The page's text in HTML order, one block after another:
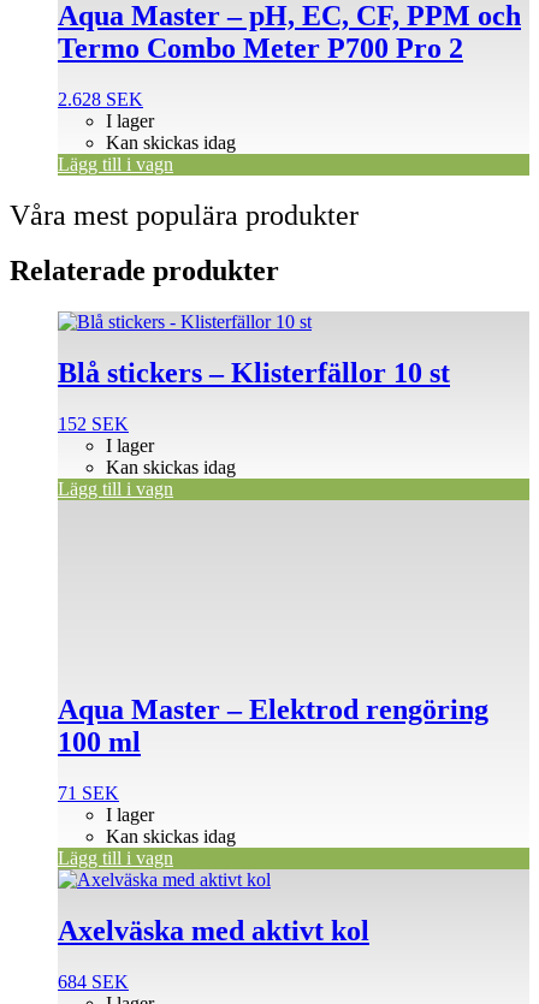
Aqua Master – pH, EC, CF, PPM och
Termo Combo Meter P700 Pro 2
2.628 SEK
I lager
Kan skickas idag
Lägg till i vagn
Våra mest populära produkter
Relaterade produkter
Blå stickers – Klisterfällor 10 st
152 SEK
I lager
Kan skickas idag
Lägg till i vagn
Aqua Master – Elektrod rengöring
100 ml
71 SEK
I lager
Kan skickas idag
Lägg till i vagn
Axelväska med aktivt kol
684 SEK